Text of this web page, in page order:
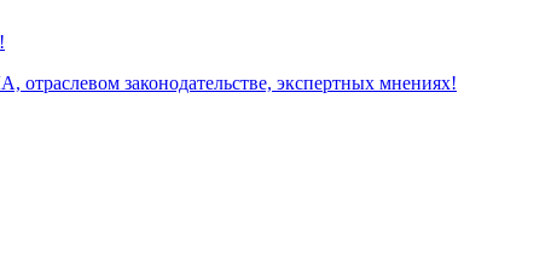
законодательстве, экспертных мнениях!